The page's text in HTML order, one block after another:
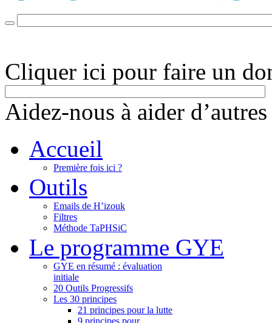
Cliquer ici pour faire un
Aidez-nous à aider d’autres
Accueil
Première fois ici ?
Outils
Emails de H’izouk
Filtres
Méthode TaPHSiC
Le programme GYE
GYE en résumé : évaluation
initiale
20 Outils Progressifs
Les 30 principes
21 principes pour la lutte
9 principes pour